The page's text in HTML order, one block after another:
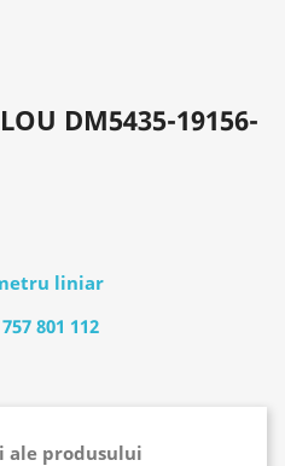
DM5435-19156-
liniar
801 112
ale produsului